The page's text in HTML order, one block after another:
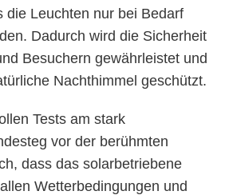
die Leuchten nur bei Bedarf
Dadurch wird die Sicherheit
Besuchern gewährleistet und
Nachthimmel geschützt.
Tests am stark
vor der berühmten
dass das solarbetriebene
Wetterbedingungen und